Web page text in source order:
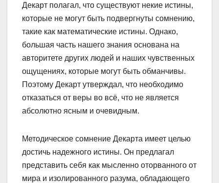
Декарт полагал, что существуют некие истины,
которые не могут быть подвергнуты сомнению,
такие как математические истины. Однако,
большая часть нашего знания основана на
авторитете других людей и наших чувственных
ощущениях, которые могут быть обманчивы.
Поэтому Декарт утверждал, что необходимо
отказаться от веры во всё, что не является
абсолютно ясным и очевидным.
Методическое сомнение Декарта имеет целью
достичь надежного истины. Он предлагал
представить себя как мысленно оторванного от
мира и изолированного разума, обладающего